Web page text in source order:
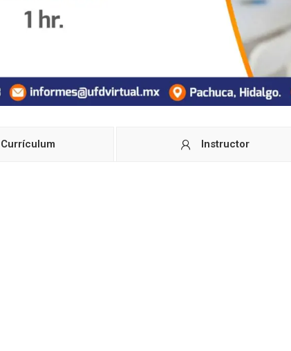
Currículum Instructor